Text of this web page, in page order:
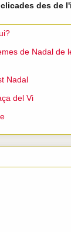
des de
de Nadal de
Nadal
del Vi